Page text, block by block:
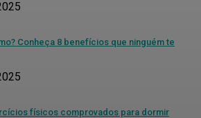
Conheça 8 benefícios que ninguém te
físicos comprovados para dormir